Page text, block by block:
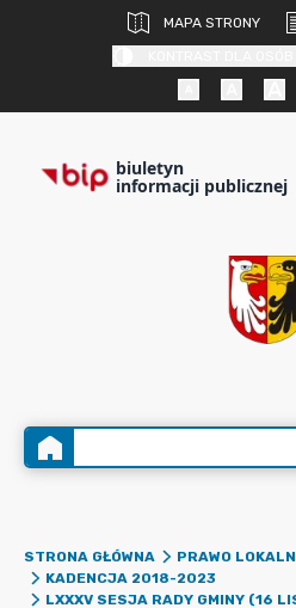
MAPA STRONY
biuletyn
informacji publicznej
STRONA GŁÓWNA PRAWO
KADENCJA 2018-2023
LXXXV SESJA RADY GMINY (16